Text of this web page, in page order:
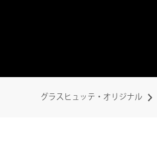
グラスヒュッテ・オリジナル